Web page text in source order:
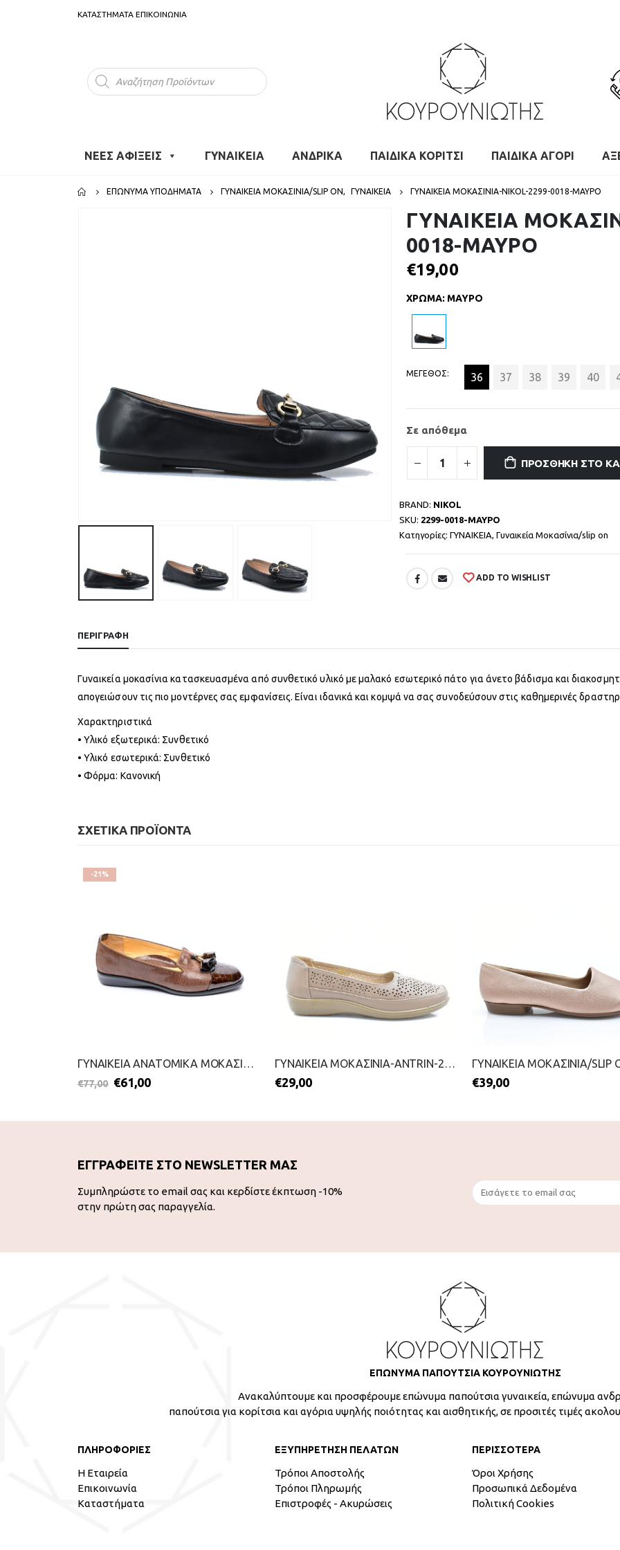
ΚΑΤΑΣΤΗΜΑΤΑ ΕΠΙΚΟΙΝΩΝΙΑ
Products
search
ΝΕΕΣ ΑΦΙΞΕΙΣ ΓΥΝΑΙΚΕΙΑ ΑΝΔΡΙΚΑ ΠΑΙΔΙΚΑ ΚΟΡΙΤΣΙ ΠΑΙΔΙΚΑ ΑΓΟΡΙ
ΕΠΏΝΥΜΑ ΥΠΟΔΉΜΑΤΑ ΓΥΝΑΙΚΕΊΑ ΜΟΚΑΣΊΝΙΑ/SLIP ON, ΓΥΝΑΙΚΕΙΑ ΓΥΝΑΙΚΕΙΑ ΜΟΚΑΣΙΝΙΑ-NIKOL-2299-0018-ΜΑΥΡΟ
ΓΥΝΑΙΚΕΙΑ
0018-ΜΑΥΡΟ
€19,00
ΧΡΩΜΑ: ΜΑΥΡΟ
ΜΕΓΕΘΟΣ 36 37 38 39 40
Σε απόθεμα
ΠΡΟΣΘΉΚΗ ΣΤΟ
BRAND: NIKOL
SKU: 2299-0018-ΜΑΥΡΟ
Κατηγορίες: ΓΥΝΑΙΚΕΙΑ, Γυναικεία Μοκασίνια/slip on
ADD TO WISHLIST
ΠΕΡΙΓΡΑΦΉ
Γυναικεία μοκασίνια κατασκευασμένα από συνθετικό υλικό με μαλακό εσωτερικό πάτο για άνετο βάδισμα και
απογειώσουν τις πιο μοντέρνες σας εμφανίσεις. Είναι ιδανικά και κομψά να σας συνοδεύσουν στις καθημερινές
Χαρακτηριστικά
• Υλικό εξωτερικά: Συνθετικό
• Υλικό εσωτερικά: Συνθετικό
• Φόρμα: Κανονική
ΣΧΕΤΙΚΆ ΠΡΟΪΌΝΤΑ
-21%
ΓΥΝΑΙΚΕΙΑ ΑΝΑΤΟΜΙΚΑ ΜΟΚΑΣΙΝΙΑ-RELAX ANATOMIC-2111-0348-ΚΑΦΕ
€77,00 €61,00
ΓΥΝΑΙΚΕΙΑ ΜΟΚΑΣΙΝΙΑ-ANTRIN-2199-0293-ΜΠΕΖ
€29,00 €39,00
ΕΓΓΡΑΦΕΙΤΕ ΣΤΟ NEWSLETTER ΜΑΣ
Συμπληρώστε το email σας και κερδίστε έκπτωση -10%
στην πρώτη σας παραγγελία.
ΕΠΩΝΥΜΑ ΠΑΠΟΥΤΣΙΑ ΚΟΥΡΟΥΝΙΩΤΗΣ
Ανακαλύπτουμε και προσφέρουμε επώνυμα παπούτσια γυναικεία, επώνυμα
παπούτσια για κορίτσια και αγόρια υψηλής ποιότητας και αισθητικής, σε προσιτές τιμές
ΠΛΗΡΟΦΟΡΙΕΣ
Η Εταιρεία
Επικοινωνία
Καταστήματα
ΕΞΥΠΗΡΕΤΗΣΗ ΠΕΛΑΤΩΝ
Τρόποι Αποστολής
Τρόποι Πληρωμής
Επιστροφές - Ακυρώσεις
ΠΕΡΙΣΣΟΤΕΡΑ
Όροι Χρήσης
Προσωπικά Δεδομένα
Πολιτική Cookies